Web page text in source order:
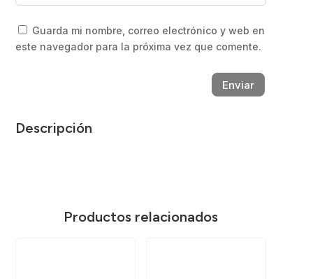
Guarda mi nombre, correo electrónico y web en
este navegador para la próxima vez que comente.
Enviar
Descripción
Productos relacionados